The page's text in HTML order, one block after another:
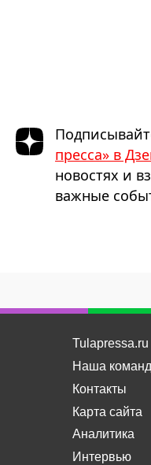
пресса» в
новостях и
важные
Tulapressa.ru
Наша
Контакты
Карта сайта
Аналитика
Интервью